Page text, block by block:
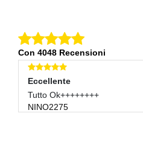
Con 4048 Recensioni
Eccellente
Venditore Molto Veloce,
CARMI960